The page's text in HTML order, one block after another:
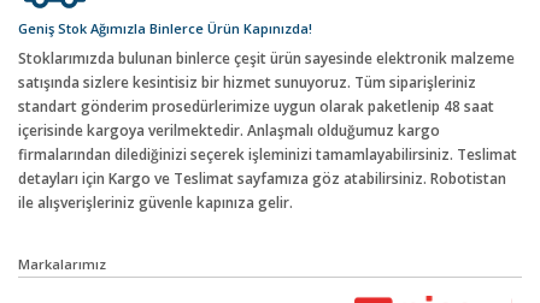
Geniş Stok Ağımızla Binlerce Ürün Kapınızda!
Stoklarımızda bulunan binlerce çeşit ürün sayesinde elektronik malzeme
satışında sizlere kesintisiz bir hizmet sunuyoruz. Tüm siparişleriniz
standart gönderim prosedürlerimize uygun olarak paketlenip 48 saat
içerisinde kargoya verilmektedir. Anlaşmalı olduğumuz kargo
firmalarından dilediğinizi seçerek işleminizi tamamlayabilirsiniz. Teslimat
detayları için Kargo ve Teslimat sayfamıza göz atabilirsiniz. Robotistan
ile alışverişleriniz güvenle kapınıza gelir.
Markalarımız